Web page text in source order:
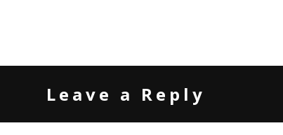
Leave a Reply